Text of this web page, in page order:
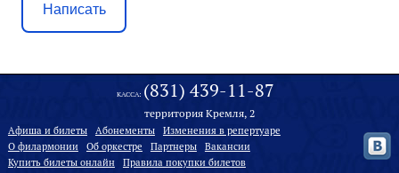
Написать
КАССА: (831) 439-11-87
территория Кремля, 2
Афиша и билеты Абонементы
Изменения в репертуаре
О филармонии
Oб оркестре Партнеры
Вакансии
Купить билеты онлайн
Правила покупки билетов